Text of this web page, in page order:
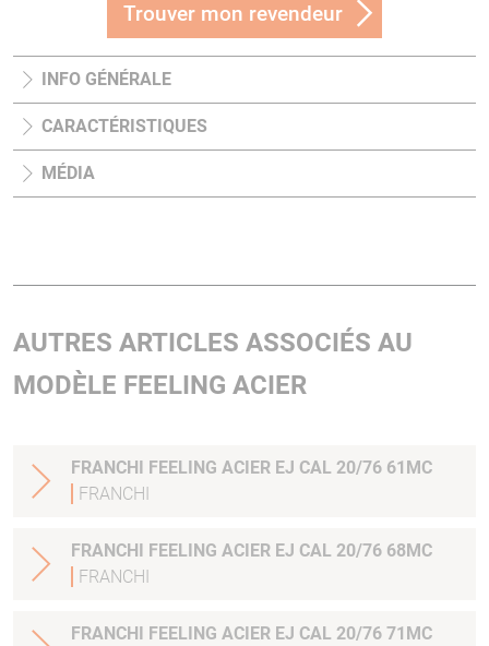
Trouver mon revendeur
INFO GÉNÉRALE
CARACTÉRISTIQUES
MÉDIA
AUTRES ARTICLES ASSOCIÉS AU
MODÈLE FEELING ACIER
FRANCHI FEELING ACIER EJ CAL 20/76 61MC
FRANCHI
FRANCHI FEELING ACIER EJ CAL 20/76 68MC
FRANCHI
FRANCHI FEELING ACIER EJ CAL 20/76 71MC